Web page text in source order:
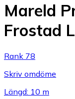
Mareld
Frostad
Rank 78
Skriv omdöme
Längd: 10 m